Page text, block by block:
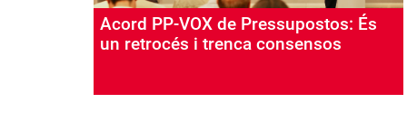
Acord PP-VOX de Pressupostos: És
un retrocés i trenca consensos